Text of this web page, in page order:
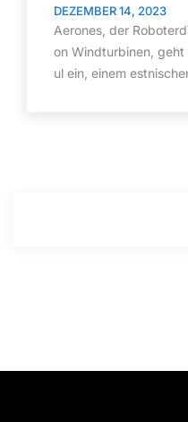
DEZEMBER 14, 2023
Aerones, der
on Windturbinen,
ul ein, einem